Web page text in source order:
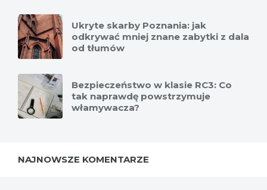
Ukryte skarby Poznania: jak
odkrywać mniej znane zabytki z dala
od tłumów
Bezpieczeństwo w klasie RC3: Co
tak naprawdę powstrzymuje
włamywacza?
NAJNOWSZE KOMENTARZE